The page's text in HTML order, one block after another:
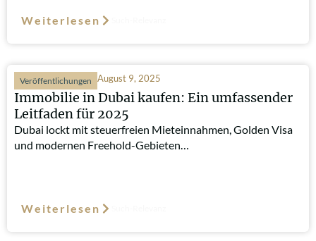
Weiterlesen
Veröffentlichungen August 9, 2025
Immobilie in Dubai kaufen: Ein umfassender
Leitfaden für 2025
Dubai lockt mit steuerfreien Mieteinnahmen, Golden Visa
und modernen Freehold-Gebieten…
Weiterlesen